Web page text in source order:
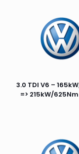
3.0 TDI V6 –
=> 215kW/625Nm